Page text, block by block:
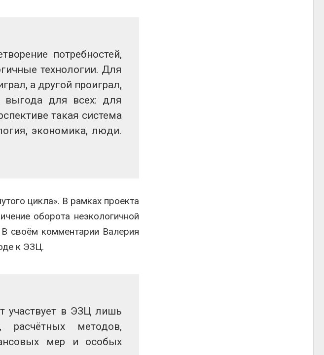
потребностей,
технологии. Для
а другой проиграл,
для всех: для
такая система
экономика, люди.
цикла». В рамках проекта
оборота неэкологичной
своём комментарии Валерия
к ЭЗЦ.
участвует в ЭЗЦ лишь
методов,
мер и особых